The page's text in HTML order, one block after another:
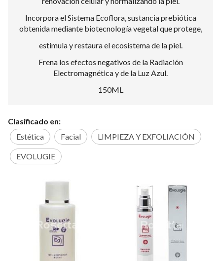
Incorpora el Sistema Ecoflora, sustancia prebiótica
obtenida mediante biotecnología vegetal que protege,
estimula y restaura el ecosistema de la piel.
Frena los efectos negativos de la Radiación
Electromagnética y de la Luz Azul.
150ML
Clasificado en:
Estética
Facial LIMPIEZA Y EXFOLIACIÓN
EVOLUGIE